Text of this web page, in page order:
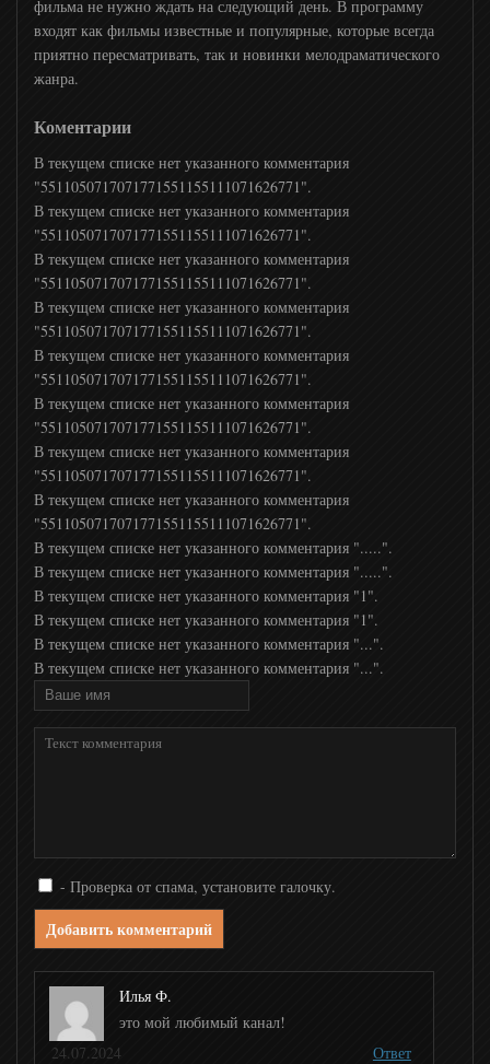
НСТ
A2
Amedia Hit
Black
Red
Sony Sci-Fi
Fox
Fox live
Дорама
ZEE TV
СТС Love
Перец
Сарафан
фильма не нужно ждать на следующий день. В программу
входят как фильмы известные и популярные, которые всегда
приятно пересматривать, так и новинки мелодраматического
жанра.
Коментарии
В текущем списке нет указанного комментария
"5511050717071771551155111071626771".
В текущем списке нет указанного комментария
"5511050717071771551155111071626771".
В текущем списке нет указанного комментария
"5511050717071771551155111071626771".
В текущем списке нет указанного комментария
"5511050717071771551155111071626771".
В текущем списке нет указанного комментария
"5511050717071771551155111071626771".
В текущем списке нет указанного комментария
"5511050717071771551155111071626771".
В текущем списке нет указанного комментария
"5511050717071771551155111071626771".
В текущем списке нет указанного комментария
"5511050717071771551155111071626771".
В текущем списке нет указанного комментария ".....".
В текущем списке нет указанного комментария ".....".
В текущем списке нет указанного комментария "1".
В текущем списке нет указанного комментария "1".
В текущем списке нет указанного комментария "...".
В текущем списке нет указанного комментария "...".
- Проверка от спама, установите галочку.
Добавить комментарий
24.07.2024
Илья Ф.
это мой любимый канал!
Ответ